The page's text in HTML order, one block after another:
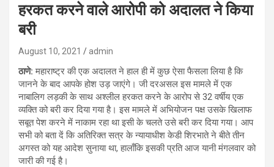
हरकत करने वाले आरोपी को अदालत ने किया
बरी
August 10, 2021 admin
ठाणे:महाराष्ट्र की एक अदालत ने हाल ही में कुछ ऐसा फैसला लिया है कि
जानने के बाद आपके होश उड़ जाएंगे। जी दरअसल इस मामले में एक
नाबालिग लड़की के साथ अश्लील हरकत करने के आरोप से 32 वर्षीय एक
व्यक्ति को बरी कर दिया गया है। इस मामले में अभियोजन पक्ष उसके खिलाफ
सबूत पेश करने में नाकाम रहा था इसी के चलते उसे बरी कर दिया गया। आप
सभी को बता दें कि अतिरिक्त सत्र के न्यायाधीश केडी शिरभाते ने बीते तीन
अगस्त को यह आदेश सुनाया था, हालाँकि इसकी प्रति आज यानी मंगलवार को
जारी की गई है।